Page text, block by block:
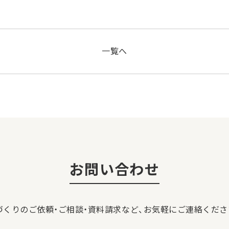
一覧へ
お問い合わせ
りのご依頼・ご相談・資料請求など、 お気軽にご連絡くださ